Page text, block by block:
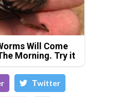
Will Come
Morning. Try it
Тwitter